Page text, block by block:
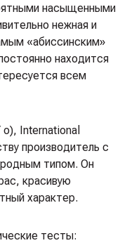
насыщенными
нежная и
«абиссинским»
находится
всем
International
производитель с
типом. Он
красивую
характер.
тесты: